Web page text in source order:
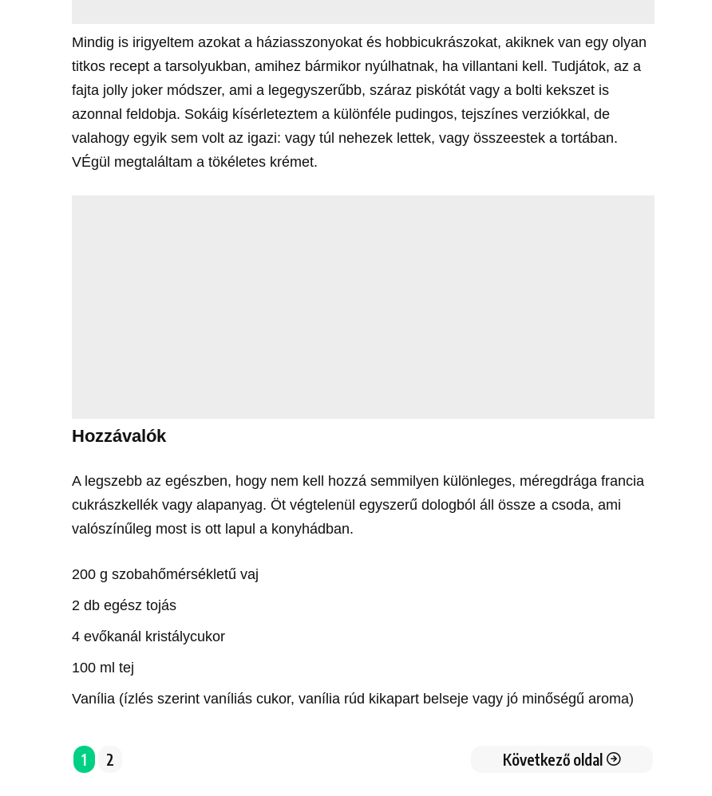
Mindig is irigyeltem azokat a háziasszonyokat és hobbicukrászokat, akiknek van egy olyan
titkos recept a tarsolyukban, amihez bármikor nyúlhatnak, ha villantani kell. Tudjátok, az a
fajta jolly joker módszer, ami a legegyszerűbb, száraz piskótát vagy a bolti kekszet is
azonnal feldobja. Sokáig kísérleteztem a különféle pudingos, tejszínes verziókkal, de
valahogy egyik sem volt az igazi: vagy túl nehezek lettek, vagy összeestek a tortában.
VÉgül megtaláltam a tökéletes krémet.
Hozzávalók
A legszebb az egészben, hogy nem kell hozzá semmilyen különleges, méregdrága francia
cukrászkellék vagy alapanyag. Öt végtelenül egyszerű dologból áll össze a csoda, ami
valószínűleg most is ott lapul a konyhádban.
200 g szobahőmérsékletű vaj
2 db egész tojás
4 evőkanál kristálycukor
100 ml tej
Vanília (ízlés szerint vaníliás cukor, vanília rúd kikapart belseje vagy jó minőségű aroma)
1 2 Következő oldal